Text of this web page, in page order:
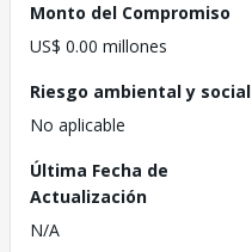
Monto del Compromiso
US$ 0.00 millones
Riesgo ambiental y social
No aplicable
Última Fecha de
Actualización
N/A